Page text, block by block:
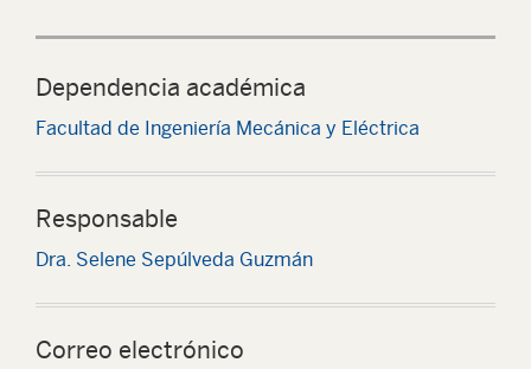
Dependencia académica
Facultad de Ingeniería Mecánica y Eléctrica
Responsable
Dra. Selene Sepúlveda Guzmán
Correo electrónico